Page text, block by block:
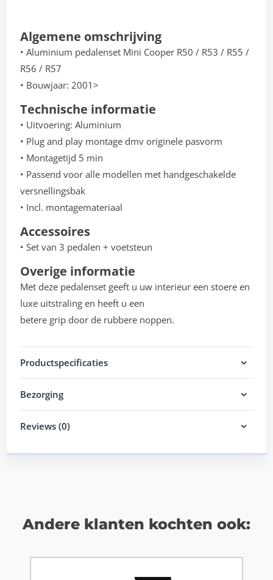
Algemene omschrijving
• Aluminium pedalenset Mini Cooper R50 / R53 / R55 /
R56 / R57
• Bouwjaar: 2001>
Technische informatie
• Uitvoering: Aluminium
• Plug and play montage dmv originele pasvorm
• Montagetijd 5 min
• Passend voor alle modellen met handgeschakelde
versnellingsbak
• Incl. montagemateriaal
Accessoires
• Set van 3 pedalen + voetsteun
Overige informatie
Met deze pedalenset geeft u uw interieur een stoere en
luxe uitstraling en heeft u een
betere grip door de rubbere noppen.
Productspecificaties
Bezorging
Reviews (0)
Andere klanten kochten ook: